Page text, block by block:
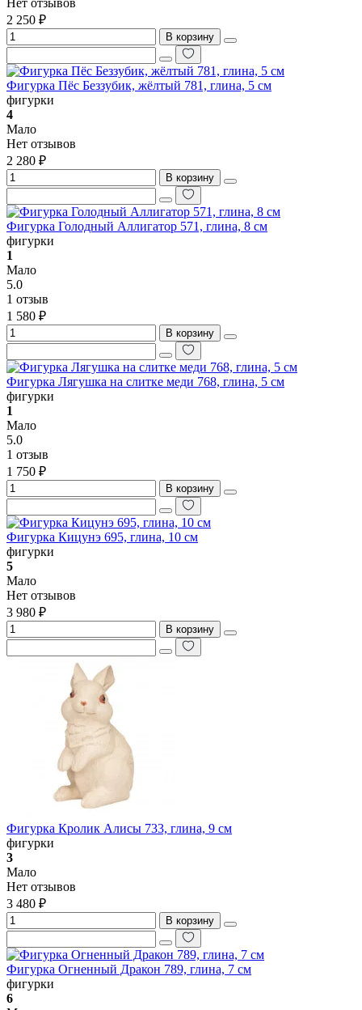
Нет отзывов
2 250 ₽
В корзину
Фигурка Пёс Беззубик, жёлтый 781, глина, 5 см
фигурки
4
Мало
Нет отзывов
2 280 ₽
В корзину
Фигурка Голодный Аллигатор 571, глина, 8 см
фигурки
1
Мало
5.0
1 отзыв
1 580 ₽
В корзину
Фигурка Лягушка на слитке меди 768, глина, 5 см
фигурки
1
Мало
5.0
1 отзыв
1 750 ₽
В корзину
Фигурка Кицунэ 695, глина, 10 см
фигурки
5
Мало
Нет отзывов
3 980 ₽
В корзину
Фигурка Кролик Алисы 733, глина, 9 см
фигурки
3
Мало
Нет отзывов
3 480 ₽
В корзину
Фигурка Огненный Дракон 789, глина, 7 см
фигурки
6